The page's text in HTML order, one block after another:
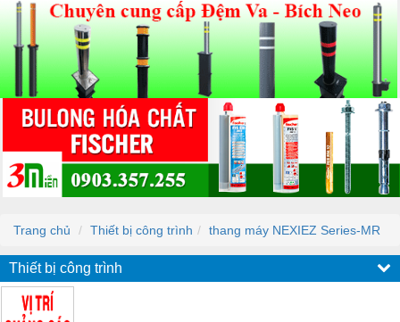
Trang chủ Thiết bị công trình thang máy NEXIEZ Series-MR
Thiết bị công trình